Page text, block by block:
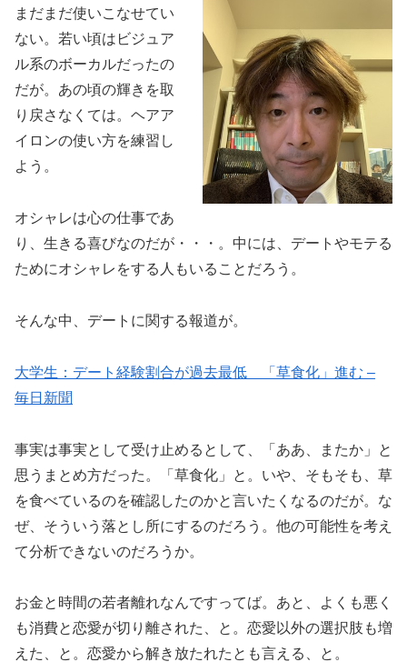
まだまだ使いこなせてい
ない。若い頃はビジュア
ル系のボーカルだったの
だが。あの頃の輝きを取
り戻さなくては。ヘアア
イロンの使い方を練習し
よう。
オシャレは心の仕事であ
り、生きる喜びなのだが・・・。中には、デートやモテる
ためにオシャレをする人もいることだろう。
そんな中、デートに関する報道が。
大学生：デート経験割合が過去最低 「草食化」進む –
毎日新聞
事実は事実として受け止めるとして、「ああ、またか」と
思うまとめ方だった。「草食化」と。いや、そもそも、草
を食べているのを確認したのかと言いたくなるのだが。な
ぜ、そういう落とし所にするのだろう。他の可能性を考え
て分析できないのだろうか。
お金と時間の若者離れなんですってば。あと、よくも悪く
も消費と恋愛が切り離された、と。恋愛以外の選択肢も増
えた、と。恋愛から解き放たれたとも言える、と。